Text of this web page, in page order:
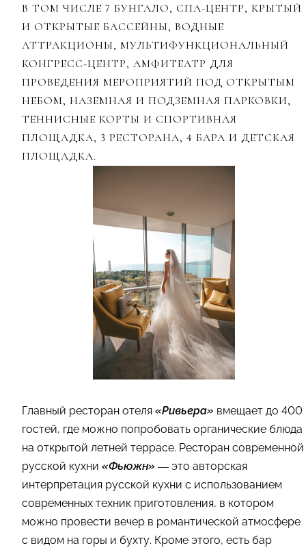
В ТОМ ЧИСЛЕ 7 БУНГАЛО, СПА-ЦЕНТР, КРЫТЫЙ
И ОТКРЫТЫЕ БАССЕЙНЫ, ВОДНЫЕ
АТТРАКЦИОНЫ, МУЛЬТИФУНКЦИОНАЛЬНЫЙ
КОНГРЕСС-ЦЕНТР, АМФИТЕАТР ДЛЯ
ПРОВЕДЕНИЯ МЕРОПРИЯТИЙ ПОД ОТКРЫТЫМ
НЕБОМ, НАЗЕМНАЯ И ПОДЗЕМНАЯ ПАРКОВКИ,
ТЕННИСНЫЕ КОРТЫ И СПОРТИВНАЯ
ПЛОЩАДКА, 3 РЕСТОРАНА, 4 БАРА И ДЕТСКАЯ
ПЛОЩАДКА.
Главный ресторан отеля «Ривьера» вмещает до 400
гостей, где можно попробовать органические блюда
на открытой летней террасе. Ресторан современной
русской кухни «Фьюжн» — это авторская
интерпретация русской кухни с использованием
современных техник приготовления, в котором
можно провести вечер в романтической атмосфере
с видом на горы и бухту. Кроме этого, есть бар